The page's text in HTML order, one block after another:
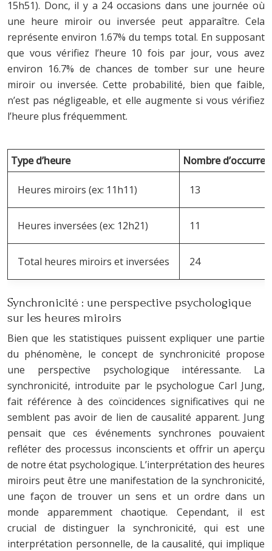
15h51). Donc, il y a 24 occasions dans une journée où
une heure miroir ou inversée peut apparaître. Cela
représente environ 1.67% du temps total. En supposant
que vous vérifiez l’heure 10 fois par jour, vous avez
environ 16.7% de chances de tomber sur une heure
miroir ou inversée. Cette probabilité, bien que faible,
n’est pas négligeable, et elle augmente si vous vérifiez
l’heure plus fréquemment.
Type d’heure Nombre
Heures miroirs (ex: 11h11) 13
Heures inversées (ex: 12h21) 11
Total heures miroirs et inversées 24
Synchronicité : une perspective psychologique
sur les heures miroirs
Bien que les statistiques puissent expliquer une partie
du phénomène, le concept de synchronicité propose
une perspective psychologique intéressante. La
synchronicité, introduite par le psychologue Carl Jung,
fait référence à des coïncidences significatives qui ne
semblent pas avoir de lien de causalité apparent. Jung
pensait que ces événements synchrones pouvaient
refléter des processus inconscients et offrir un aperçu
de notre état psychologique. L’interprétation des heures
miroirs peut être une manifestation de la synchronicité,
une façon de trouver un sens et un ordre dans un
monde apparemment chaotique. Cependant, il est
crucial de distinguer la synchronicité, qui est une
interprétation personnelle, de la causalité, qui implique